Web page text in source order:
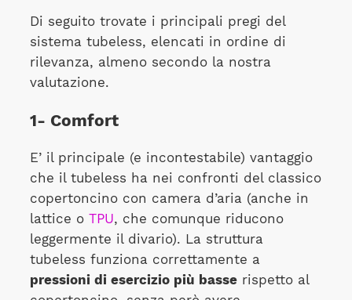
Di seguito trovate i principali pregi del
sistema tubeless, elencati in ordine di
rilevanza, almeno secondo la nostra
valutazione.
1- Comfort
E’ il principale (e incontestabile) vantaggio
che il tubeless ha nei confronti del classico
copertoncino con camera d’aria (anche in
lattice o TPU, che comunque riducono
leggermente il divario). La struttura
tubeless funziona correttamente a
pressioni di esercizio più basserispetto al